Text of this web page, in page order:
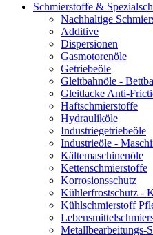
Schmierstoffe &
Nachhaltige
Additive
Dispersionen
Gasmotorenöle
Getriebeöle
Gleitbahnöle -
Gleitlacke Anti-
Haftschmierstoffe
Hydrauliköle
Industriegetriebeöle
Industrieöle -
Kältemaschinenöle
Kettenschmierstoffe
Korrosionsschutz
Kühlerfrostschutz -
Kühlschmierstoff
Metallbearbeitungs-